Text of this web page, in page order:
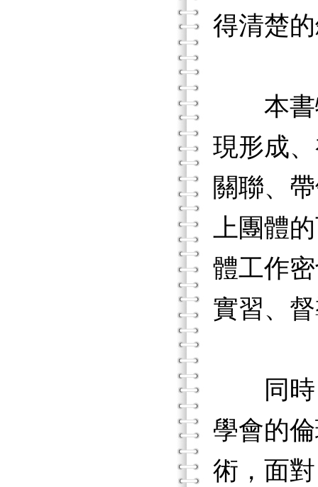
得清楚
本書特
現形成
關聯、
上團體
體工作
實習、
同時，
學會的
術，面